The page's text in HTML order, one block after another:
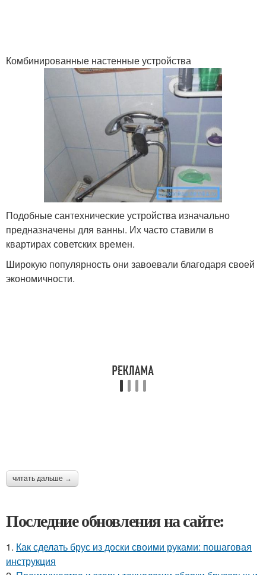
Комбинированные настенные устройства
Подобные сантехнические устройства изначально
предназначены для ванны. Их часто ставили в
квартирах советских времен.
Широкую популярность они завоевали благодаря своей
экономичности.
читать дальше →
Последние обновления на сайте:
1. Как сделать брус из доски своими руками: пошаговая
инструкция